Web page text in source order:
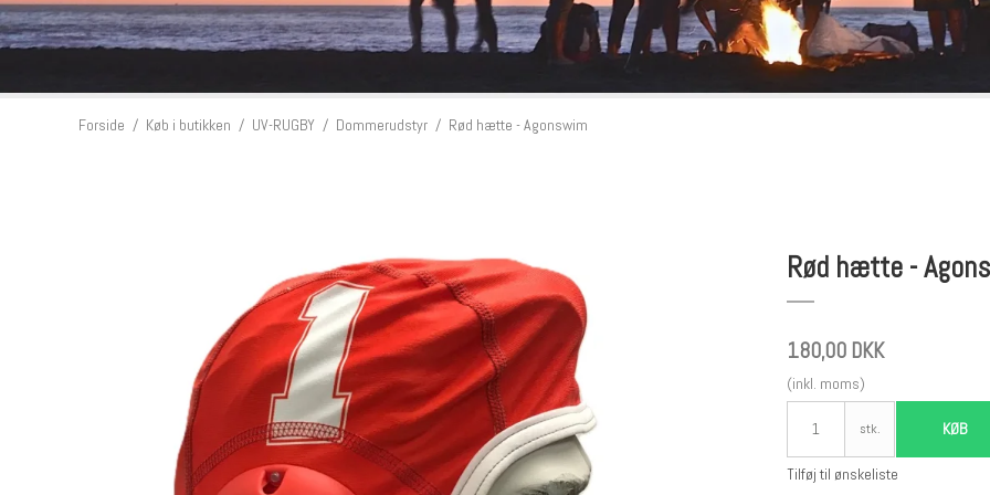
Forside / Køb i butikken / UV-RUGBY / Dommerudstyr / Rød hætte - Agonswim
Rød hætte -
180,00 DKK
(inkl. moms)
stk. KØB
Tilføj til ønskeliste